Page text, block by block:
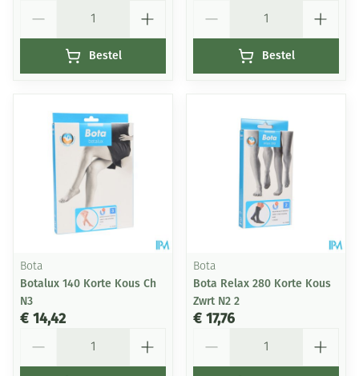
Bestel Bestel
Bota
Botalux 140 Korte Kous Ch
N3
€ 14,42
Bota
Bota Relax 280 Korte Kous
Zwrt N2 2
€ 17,76